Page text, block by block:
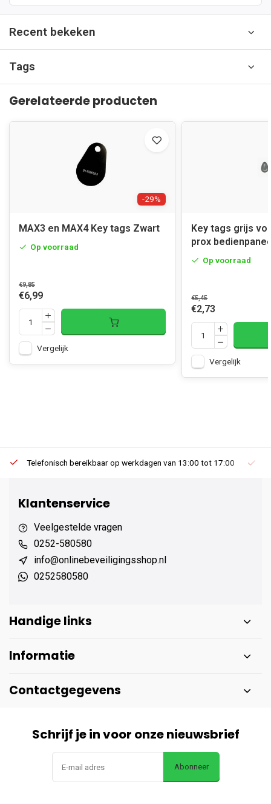
Recent bekeken
Tags
Gerelateerde producten
-29%
MAX3 en MAX4 Key tags Zwart
Op voorraad
€9,85
€6,99
Vergelijk
Key tags grijs
prox
Op voorraad
€5,45
€2,73
Vergelijk
Telefonisch bereikbaar op werkdagen van 13:00 tot 17:00
Klantenservice
Veelgestelde vragen
0252-580580
info@onlinebeveiligingsshop.nl
0252580580
Handige links
Informatie
Contactgegevens
Schrijf je in voor onze nieuwsbrief
Abonneer